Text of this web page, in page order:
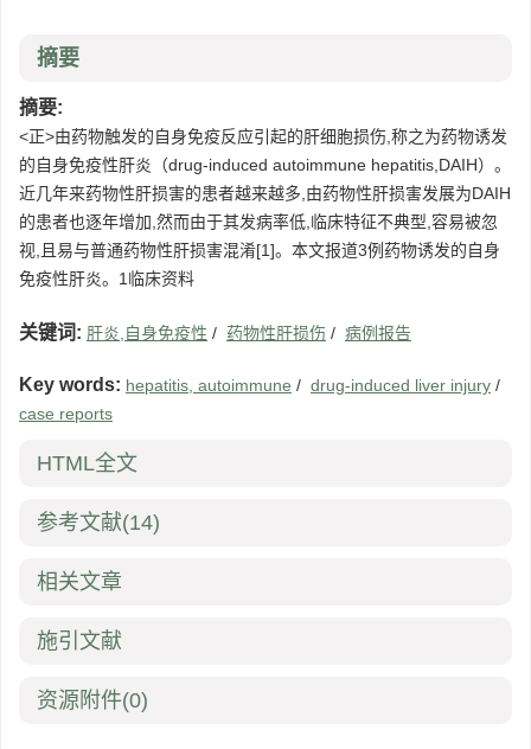
摘要
摘要:
<正>由药物触发的自身免疫反应引起的肝细胞损伤,称之为药物诱发
的自身免疫性肝炎（drug-induced autoimmune hepatitis,DAIH）。
近几年来药物性肝损害的患者越来越多,由药物性肝损害发展为DAIH
的患者也逐年增加,然而由于其发病率低,临床特征不典型,容易被忽
视,且易与普通药物性肝损害混淆[1]。本文报道3例药物诱发的自身
免疫性肝炎。1临床资料
关键词: 肝炎,自身免疫性 / 药物性肝损伤 / 病例报告
Key words: hepatitis, autoimmune / drug-induced liver injury /
case reports
HTML全文
参考文献(14)
相关文章
施引文献
资源附件(0)